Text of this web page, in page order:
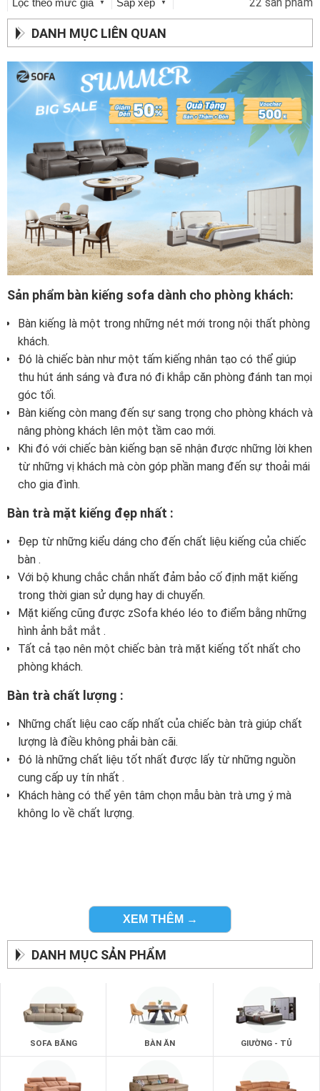
▼ ▼
DANH MỤC LIÊN QUAN
Sản phẩm bàn kiếng sofa dành cho phòng khách:
Bàn kiếng là một trong những nét mới trong nội thất phòng
khách.
Đó là chiếc bàn như một tấm kiếng nhân tạo có thể giúp
thu hút ánh sáng và đưa nó đi khắp căn phòng đánh tan mọi
góc tối.
Bàn kiếng còn mang đến sự sang trọng cho phòng khách và
nâng phòng khách lên một tầm cao mới.
Khi đó với chiếc bàn kiếng bạn sẽ nhận được những lời khen
từ những vị khách mà còn góp phần mang đến sự thoải mái
cho gia đình.
Bàn trà mặt kiếng đẹp nhất :
Đẹp từ những kiểu dáng cho đến chất liệu kiếng của chiếc
bàn .
Với bộ khung chắc chắn nhất đảm bảo cố định mặt kiếng
trong thời gian sử dụng hay di chuyển.
Mặt kiếng cũng được zSofa khéo léo to điểm bằng những
hình ảnh bắt mắt .
Tất cả tạo nên một chiếc bàn trà mặt kiếng tốt nhất cho
phòng khách.
Bàn trà chất lượng :
Những chất liệu cao cấp nhất của chiếc bàn trà giúp chất
lượng là điều không phải bàn cãi.
Đó là những chất liệu tốt nhất được lấy từ những nguồn
cung cấp uy tín nhất .
Khách hàng có thể yên tâm chọn mẫu bàn trà ưng ý mà
không lo về chất lượng.
XEM THÊM →
DANH MỤC SẢN PHẨM
SOFA BĂNG BÀN ĂN GIƯỜNG - TỦ